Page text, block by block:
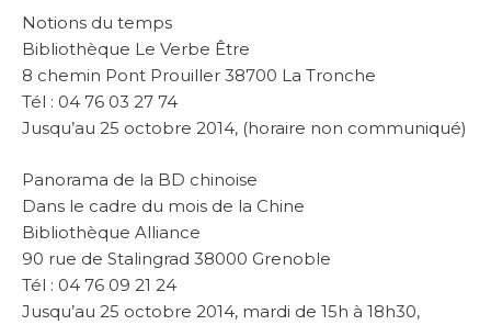
Notions du temps
Bibliothèque Le Verbe Être
8 chemin Pont Prouiller 38700 La Tronche
Tél : 04 76 03 27 74
Jusqu’au 25 octobre 2014, (horaire non communiqué)
Panorama de la BD chinoise
Dans le cadre du mois de la Chine
Bibliothèque Alliance
90 rue de Stalingrad 38000 Grenoble
Tél : 04 76 09 21 24
Jusqu’au 25 octobre 2014, mardi de 15h à 18h30,